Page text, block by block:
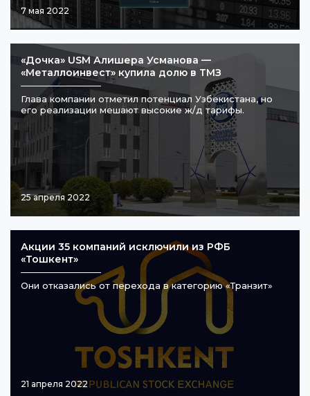
7 мая 2022
«Дочка» USM Алишера Усманова —
«Металлоинвест» купила долю в ТМЗ
Глава компании отметил потенциал Узбекистана, но
его реализации мешают высокие ж/д тарифы.
25 апреля 2022
Акции 35 компаний исключили из РФБ
«Тошкент»
Они отказались от перехода в категорию «Транзит»
21 апреля 2022